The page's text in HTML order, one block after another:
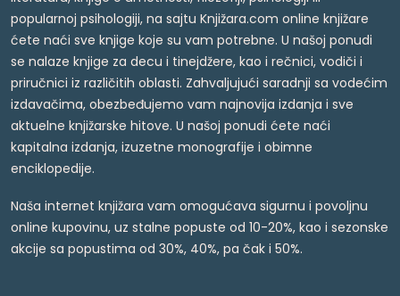
popularnoj psihologiji, na sajtu Knjižara.com online knjižare
ćete naći sve knjige koje su vam potrebne. U našoj ponudi
se nalaze knjige za decu i tinejdžere, kao i rečnici, vodiči i
priručnici iz različitih oblasti. Zahvaljujući saradnji sa vodećim
izdavačima, obezbeđujemo vam najnovija izdanja i sve
aktuelne knjižarske hitove. U našoj ponudi ćete naći
kapitalna izdanja, izuzetne monografije i obimne
enciklopedije.
Naša internet knjižara vam omogućava sigurnu i povoljnu
online kupovinu, uz stalne popuste od 10-20%, kao i sezonske
akcije sa popustima od 30%, 40%, pa čak i 50%.